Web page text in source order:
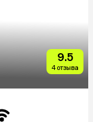
9.5
4 отзыва